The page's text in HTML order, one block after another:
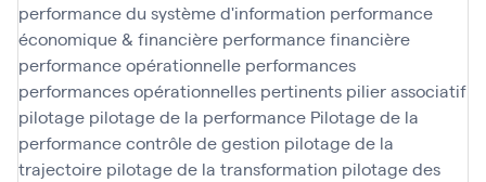
performance du système d'information performance
économique & financière performance financière
performance opérationnelle performances
performances opérationnelles pertinents pilier associatif
pilotage pilotage de la performance Pilotage de la
performance contrôle de gestion pilotage de la
trajectoire pilotage de la transformation pilotage des